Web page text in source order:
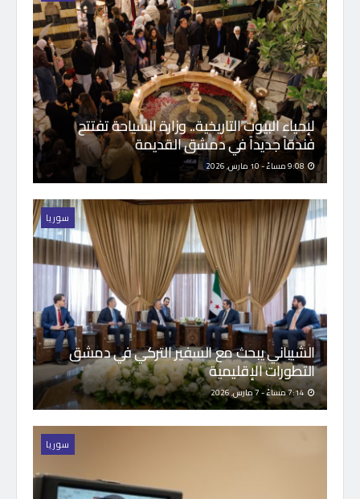
لإحياء البيوت التاريخية.. وزارة السياحة تفتتح
فندقاً جديداً في دمشق القديمة
9:08 مساءً - 10 مارس, 2026
سوريا
الشيباني يبحث مع السفير التركي في دمشق
التطورات الإقليمية
سوريا